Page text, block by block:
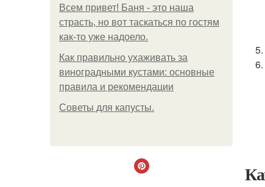
Всем привет! Баня - это наша
страсть, но вот таскаться по гостям
как-то уже надоело.
Как правильно ухаживать за
виноградными кустами: основные
правила и рекомендации
Советы для капусты.